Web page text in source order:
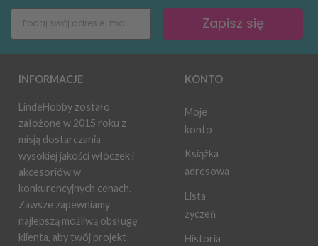
Zapisz się
INFORMACJE
LindeHobby zostało
założone w 2015 roku z
misją dostarczania
wysokiej jakości włóczek i
akcesoriów w
konkurencyjnych cenach.
Zawsze zapewniamy
najlepszą możliwą obsługę
klienta, aby twój projekt
KONTO
Moje
konto
Książka
adresowa
Lista
życzeń
Historia